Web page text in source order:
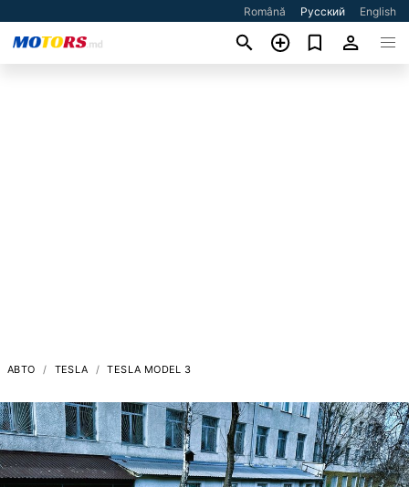
Română Русский English
АВТО TESLA TESLA MODEL 3